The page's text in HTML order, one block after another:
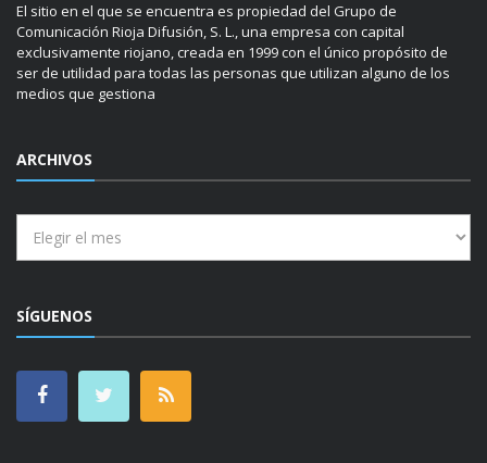
El sitio en el que se encuentra es propiedad del Grupo de
Comunicación Rioja Difusión, S. L., una empresa con capital
exclusivamente riojano, creada en 1999 con el único propósito de
ser de utilidad para todas las personas que utilizan alguno de los
medios que gestiona
ARCHIVOS
SÍGUENOS